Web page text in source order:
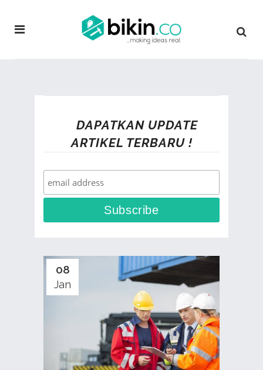
DAPATKAN UPDATE
ARTIKEL TERBARU !
08
Jan